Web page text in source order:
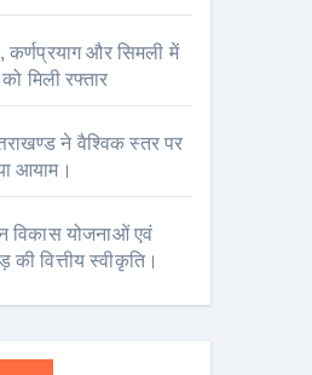
कर्णप्रयाग और सिमली में
मिली रफ्तार
ने वैश्विक स्तर पर
आयाम।
विकास योजनाओं एवं
की वित्तीय स्वीकृति।